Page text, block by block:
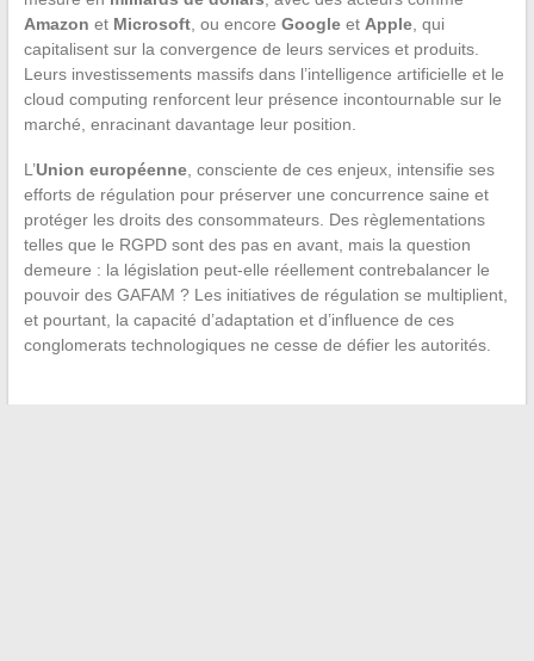
Amazon et Microsoft, ou encore Googleet Apple, qui
capitalisent sur la convergence de leurs services et produits.
Leurs investissements massifs dans l’intelligence artificielle et le
cloud computing renforcent leur présence incontournable sur le
marché, enracinant davantage leur position.
L’Union européenne, consciente de ces enjeux, intensifie ses
efforts de régulation pour préserver une concurrence saine et
protéger les droits des consommateurs. Des règlementations
telles que le RGPD sont des pas en avant, mais la question
demeure : la législation peut-elle réellement contrebalancer le
pouvoir des GAFAM ? Les initiatives de régulation se multiplient,
et pourtant, la capacité d’adaptation et d’influence de ces
conglomerats technologiques ne cesse de défier les autorités.